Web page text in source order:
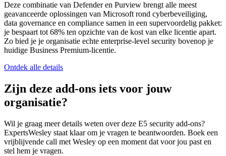
Deze combinatie van Defender en Purview brengt alle meest
geavanceerde oplossingen van Microsoft rond cyberbeveiliging,
data governance en compliance samen in een supervoordelig pakket:
je bespaart tot 68% ten opzichte van de kost van elke licentie apart.
Zo bied je je organisatie echte enterprise-level security bovenop je
huidige Business Premium-licentie.
Ontdek alle details
Zijn deze add-ons iets voor jouw
organisatie?
Wil je graag meer details weten over deze E5 security add-ons?
ExpertsWesley staat klaar om je vragen te beantwoorden. Boek een
vrijblijvende call met Wesley op een moment dat voor jou past en
stel hem je vragen.